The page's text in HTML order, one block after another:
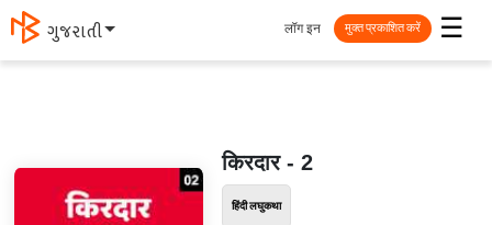
ગુજરાતી ☰
लॉग इन मुक्त प्रकाशित करें
किरदार - 2
हिंदी लघुकथा